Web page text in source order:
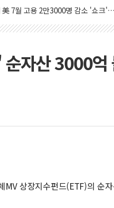
, 백신·자폐증 행정명령 검토…"이
심 원유 수출항 '하르그섬', 최근 1
뉴스] 뉴욕 반도체주 프리뷰...美 고
프리뷰, 美 고용 쇼크에 금리 인
] 이슬람 수니파 3개국, 공동방위협정
시 개장 전 특징주...아틀라시안·클
"금리 내려야"…파월 때와 달리 워시
치인 측근 포항시 정책특보 내정설...
태양광, 대한민국 다음 100년 밑
통령, '6시간 마라톤 부동산 2차 회
자산 3000억
상장지수펀드(ETF)의 순